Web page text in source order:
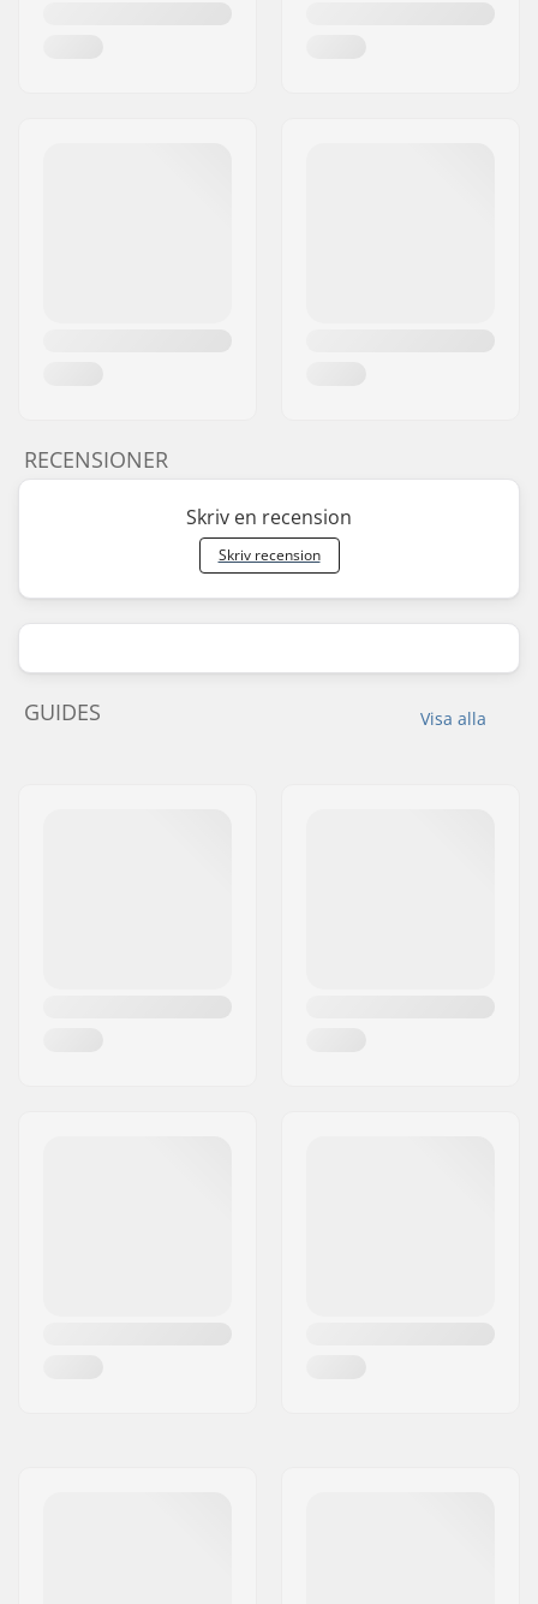
RECENSIONER
Skriv en recension
Skriv recension
Visa alla
GUIDES